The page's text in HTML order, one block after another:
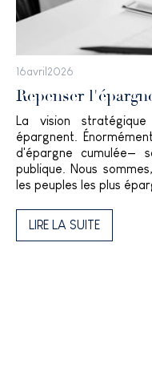
16avril 2026
Repenser
La vision
épargnent.
d'épargne cumulée—
publique. Nous
les peuples les plus
LIRE LA SUITE